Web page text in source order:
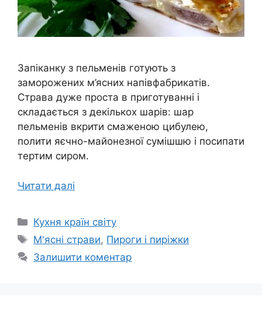
Запіканку з пельменів готують з
заморожених м’ясних напівфабрикатів.
Страва дуже проста в приготуванні і
складається з декількох шарів: шар
пельменів вкрити смаженою цибулею,
полити яєчно-майонезної сумішшю і посипати
тертим сиром.
Читати далі
Категорії
Кухня країн світу
Позначки
М'ясні страви, Пироги і пиріжки
Залишити коментар